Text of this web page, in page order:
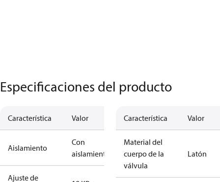
Especificaciones del producto
Característica Valor
Aislamiento
Con
aislamiento
Ajuste de
Característica Valor
Material del
cuerpo de la
válvula
Latón